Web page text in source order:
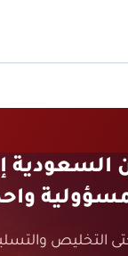
التخليص